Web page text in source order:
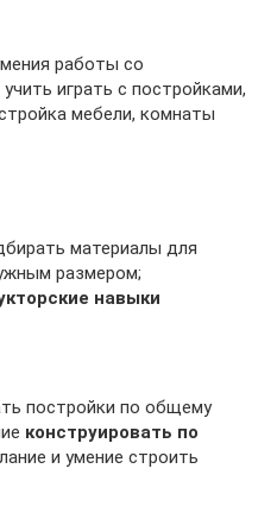
работы со
играть с постройками,
мебели, комнаты
материалы для
размером;
навыки
постройки по общему
конструировать по
и умение строить